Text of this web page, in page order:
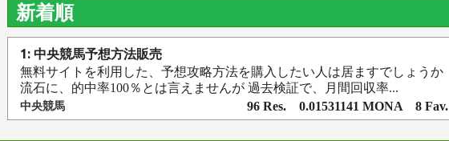
新着順
1: 中央競馬予想方法販売
無料サイトを利用した、予想攻略方法を購入したい人は居ますでしょうか
流石に、的中率100％とは言えませんが 過去検証で、月間回収率...
中央競馬 96 Res. 0.01531141 MONA 8 Fav.